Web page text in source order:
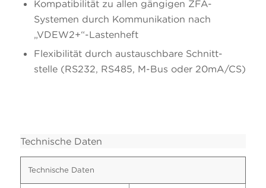
Kompatibilität zu allen gängigen ZFA-
Systemen durch Kommunikation nach
„VDEW2+“-Lastenheft
Flexibilität durch austauschbare Schnitt-
stelle (RS232, RS485, M-Bus oder 20mA/CS)
Technische Daten
Technische Daten